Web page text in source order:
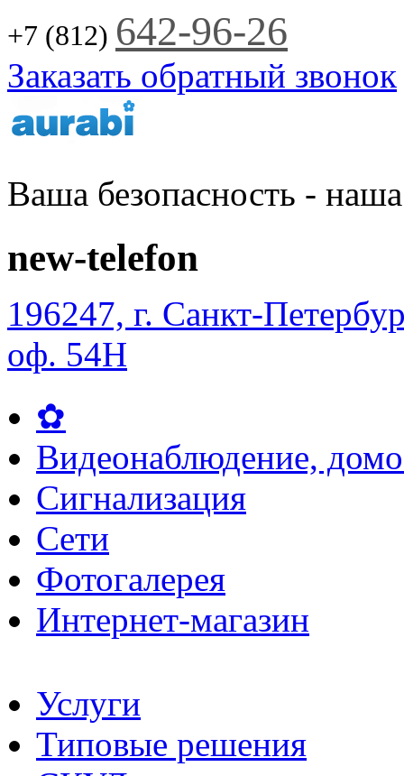
+7 (812) 642-96-26
Заказать обратный звонок
Ваша безопасность -
new-telefon
196247, г. Санкт-
оф. 54Н
✿
Видеонаблюдение,
Сигнализация
Сети
Фотогалерея
Интернет-магазин
Услуги
Типовые решения